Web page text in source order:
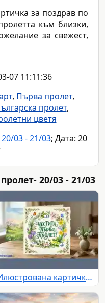
за поздрав по
към близки,
за свежест,
07 11:11:36
, Първа пролет,
пролет,
цветя
03 - 21/03; Дата: 20
20/03 - 21/03
Илюстрована картичка "Честита Първа Пролет" с кокичета